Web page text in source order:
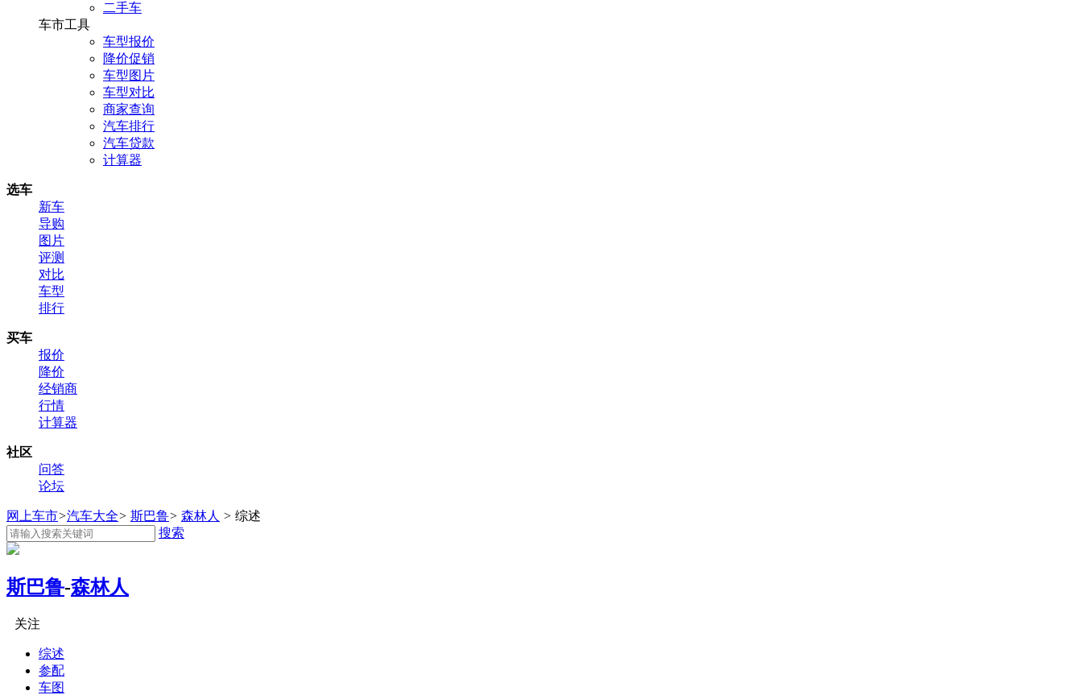
二手车
车市工具
车型报价
降价促销
车型图片
车型对比
商家查询
汽车排行
汽车贷款
计算器
选车
新车
导购
图片
评测
对比
车型
排行
买车
报价
降价
经销商
行情
计算器
社区
问答
论坛
网上车市>汽车大全> 斯巴鲁> 森林人 > 综述
搜索
斯巴鲁-森林人
关注
综述
参配
车图